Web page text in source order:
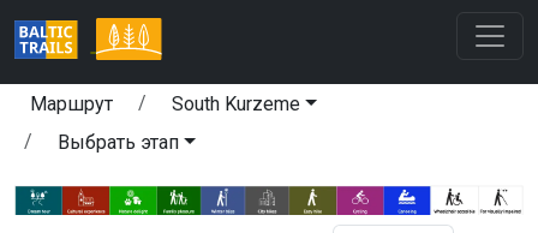
Маршрут
South Kurzeme
Выбрать этап